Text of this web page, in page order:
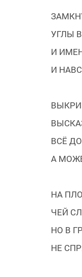
УГЛЫ
И
И
ВСЁ
А
НА
ЧЕЙ
НО В
НЕ